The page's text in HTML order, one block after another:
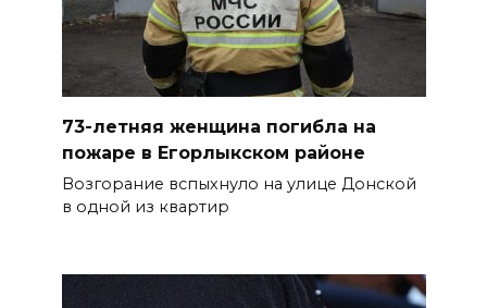
Диспансеризация дончан
старше 65 лет
Традиции семьи года
06 августа 2026 14:28
73-летняя женщина погибла на
пожаре в Егорлыкском районе
Возгорание вспыхнуло на улице Донской
в одной из квартир